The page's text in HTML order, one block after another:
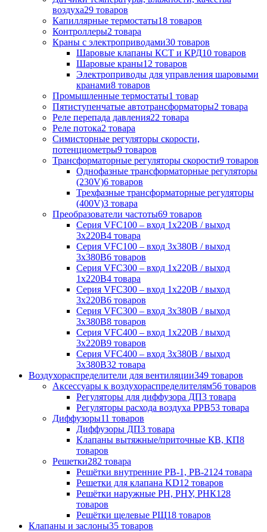
воздуха29 товаров
Капиллярные термостаты18 товаров
Контроллеры2 товара
Краны с электроприводами30 товаров
Шаровые клапаны КСТ и КРД10 товаров
Шаровые краны12 товаров
Электроприводы для управления шаровыми
кранами8 товаров
Промышленные термостаты1 товар
Пятиступенчатые автотрансформаторы2 товара
Реле перепада давления22 товара
Реле потока2 товара
Симисторные регуляторы скорости,
потенциометры9 товаров
Трансформаторные регуляторы скорости9 товаров
Однофазные трансформаторные регуляторы
(230V)6 товаров
Трехфазные трансформаторные регуляторы
(400V)3 товара
Преобразователи частоты69 товаров
Серия VFC100 – вход 1х220В / выход
3х220В4 товара
Серия VFC100 – вход 3х380В / выход
3х380В6 товаров
Серия VFC300 – вход 1х220В / выход
1х220В4 товара
Серия VFC300 – вход 1х220В / выход
3х220В6 товаров
Серия VFC300 – вход 3х380В / выход
3х380В8 товаров
Серия VFC400 – вход 1х220В / выход
3х220В9 товаров
Серия VFC400 – вход 3х380В / выход
3х380В32 товара
Воздухораспределители для вентиляции349 товаров
Аксессуары к воздухораспределителям56 товаров
Регуляторы для диффузора ДП3 товара
Регуляторы расхода воздуха РРВ53 товара
Диффузоры11 товаров
Диффузоры ДП3 товара
Клапаны вытяжные/приточные КВ, КП8
товаров
Решетки282 товара
Решётки внутренние РВ-1, РВ-2124 товара
Решетки для клапана KD12 товаров
Решётки наружные РН, РНУ, РНК128
товаров
Решётки щелевые РЩ18 товаров
Клапаны и заслоны35 товаров